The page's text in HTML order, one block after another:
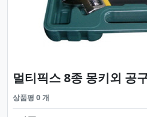
멀티픽스 8종 몽키외 공
상품평 0 개